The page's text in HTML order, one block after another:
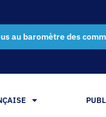
au baromètre des